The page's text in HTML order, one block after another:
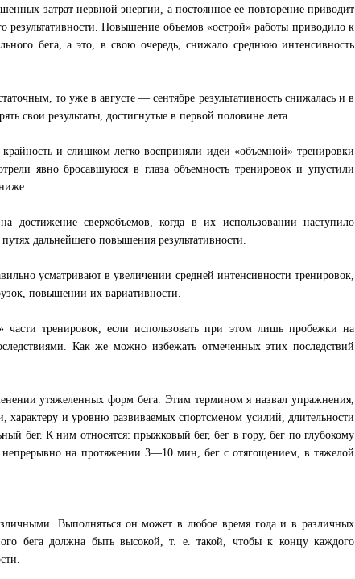
затрат нервной энергии, а постоянное ее повторение приводит
результативности. Повышение объемов «острой» работы приводило к
бега, а это, в свою очередь, снижало среднюю интенсивность
то уже в августе — сентябре результативность снижалась и в
свои результаты, достигнутые в первой половине лета.
и слишком легко восприняли идеи «объемной» тренировки
явно бросавшуюся в глаза объемность тренировок и упустили
достижение сверхобъемов, когда в их использовании наступило
дальнейшего повышения результативности.
усматривают в увеличении средней интенсивности тренировок,
повышении их вариативности.
тренировок, если использовать при этом лишь пробежки на
Как же можно избежать отмеченных этих последствий
утяжеленных форм бега. Этим термином я назвал упражнения,
и уровню развиваемых спортсменом усилий, длительности
бег. К ним относятся: прыжковый бег, бег в гору, бег по глубокому
на протяжении 3—10 мин, бег с отягощением, в тяжелой
Выполняться он может в любое время года и в различных
бега должна быть высокой, т. е. такой, чтобы к концу каждого